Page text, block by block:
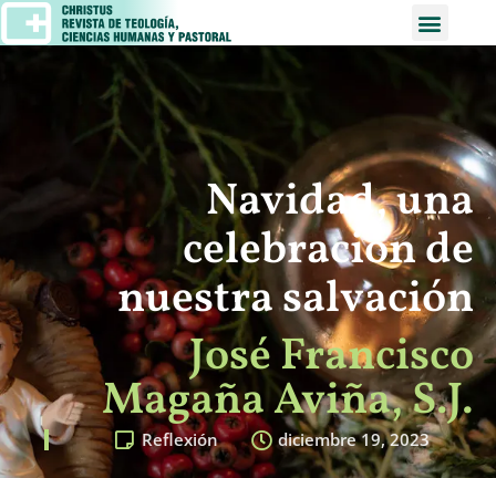
Navidad, una
celebración de
nuestra salvación
José Francisco
Magaña Aviña, S.J.
Reflexión diciembre 19, 2023